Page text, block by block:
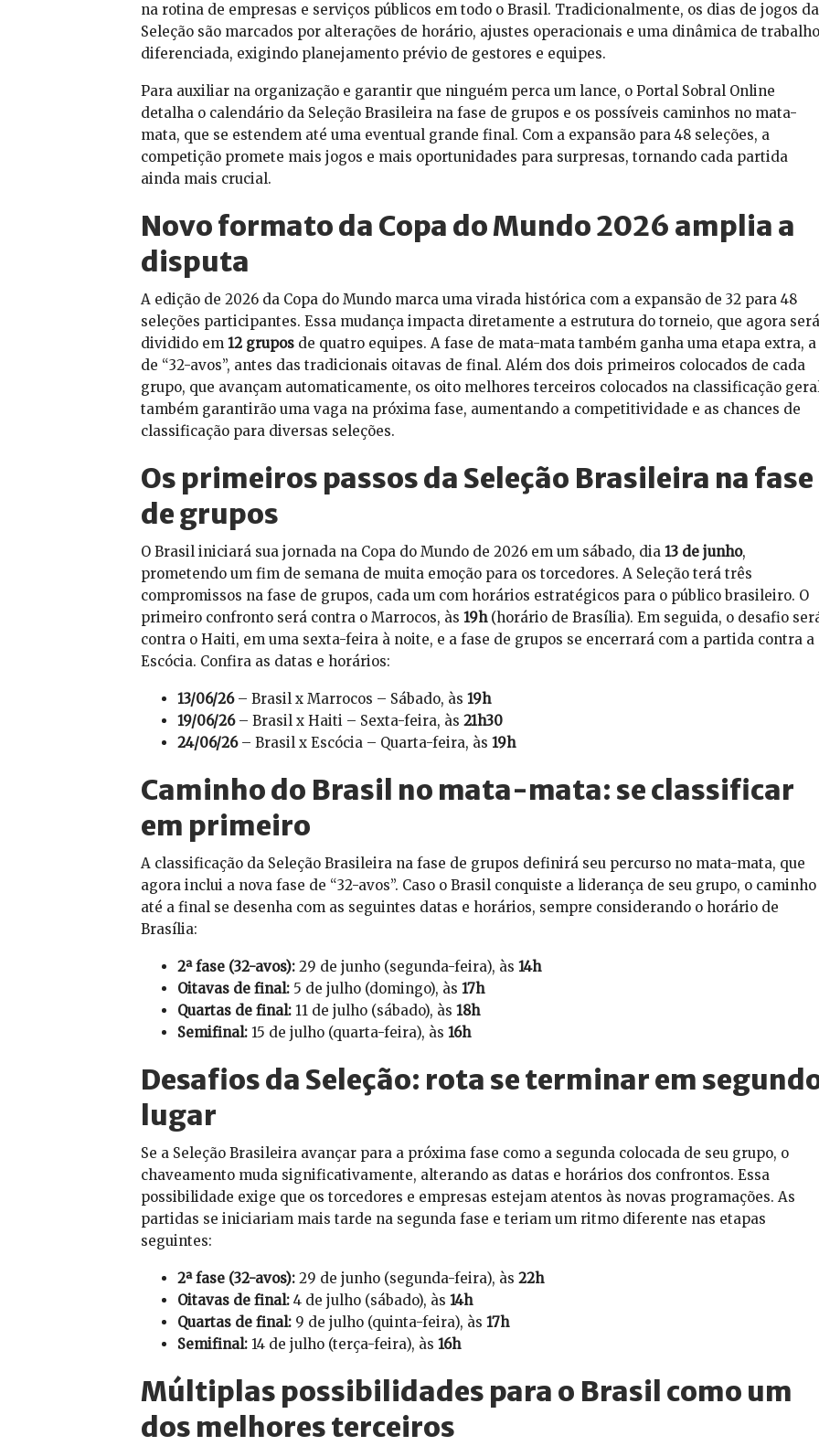
na rotina de empresas e serviços públicos em todo o Brasil. Tradicionalmente, os dias de jogos da
Seleção são marcados por alterações de horário, ajustes operacionais e uma dinâmica de trabalho
diferenciada, exigindo planejamento prévio de gestores e equipes.
Para auxiliar na organização e garantir que ninguém perca um lance, o Portal Sobral Online
detalha o calendário da Seleção Brasileira na fase de grupos e os possíveis caminhos no mata-
mata, que se estendem até uma eventual grande final. Com a expansão para 48 seleções, a
competição promete mais jogos e mais oportunidades para surpresas, tornando cada partida
ainda mais crucial.
Novo formato da Copa do Mundo 2026 amplia a
disputa
A edição de 2026 da Copa do Mundo marca uma virada histórica com a expansão de 32 para 48
seleções participantes. Essa mudança impacta diretamente a estrutura do torneio, que agora será
dividido em 12 gruposde quatro equipes. A fase de mata-mata também ganha uma etapa extra, a
de “32-avos”, antes das tradicionais oitavas de final. Além dos dois primeiros colocados de cada
grupo, que avançam automaticamente, os oito melhores terceiros colocados na classificação
também garantirão uma vaga na próxima fase, aumentando a competitividade e as chances de
classificação para diversas seleções.
Os primeiros passos da Seleção Brasileira na fase
de grupos
O Brasil iniciará sua jornada na Copa do Mundo de 2026 em um sábado, dia 13 de junho,
prometendo um fim de semana de muita emoção para os torcedores. A Seleção terá três
compromissos na fase de grupos, cada um com horários estratégicos para o público brasileiro. O
primeiro confronto será contra o Marrocos, às 19h(horário de Brasília). Em seguida, o desafio
contra o Haiti, em uma sexta-feira à noite, e a fase de grupos se encerrará com a partida contra a
Escócia. Confira as datas e horários:
13/06/26– Brasil x Marrocos – Sábado, às 19h
19/06/26– Brasil x Haiti – Sexta-feira, às 21h30
24/06/26– Brasil x Escócia – Quarta-feira, às 19h
Caminho do Brasil no mata-mata: se classificar
em primeiro
A classificação da Seleção Brasileira na fase de grupos definirá seu percurso no mata-mata, que
agora inclui a nova fase de “32-avos”. Caso o Brasil conquiste a liderança de seu grupo, o caminho
até a final se desenha com as seguintes datas e horários, sempre considerando o horário de
Brasília:
2ª fase (32-avos):29 de junho (segunda-feira), às 14h
Oitavas de final:5 de julho (domingo), às 17h
Quartas de final:11 de julho (sábado), às 18h
Semifinal:15 de julho (quarta-feira), às 16h
Desafios da Seleção: rota se terminar em
lugar
Se a Seleção Brasileira avançar para a próxima fase como a segunda colocada de seu grupo, o
chaveamento muda significativamente, alterando as datas e horários dos confrontos. Essa
possibilidade exige que os torcedores e empresas estejam atentos às novas programações. As
partidas se iniciariam mais tarde na segunda fase e teriam um ritmo diferente nas etapas
seguintes:
2ª fase (32-avos):29 de junho (segunda-feira), às 22h
Oitavas de final:4 de julho (sábado), às 14h
Quartas de final:9 de julho (quinta-feira), às 17h
Semifinal:14 de julho (terça-feira), às 16h
Múltiplas possibilidades para o Brasil como um
dos melhores terceiros